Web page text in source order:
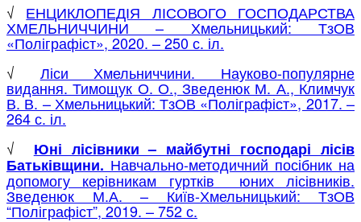
√ ЕНЦИКЛОПЕДІЯ ЛІСОВОГО ГОСПОДАРСТВА
ХМЕЛЬНИЧЧИНИ – Хмельницький: ТзОВ
«Поліграфіст», 2020. – 250 с. іл.
√ Ліси Хмельниччини. Науково-популярне
видання. Тимощук О. О., Зведенюк М. А., Климчук
В. В. – Хмельницький: ТзОВ «Поліграфіст», 2017. –
264 с. іл.
√ Юні лісівники – майбутні господарі лісів
Батьківщини. Навчально-методичний посібник на
допомогу керівникам гуртків юних лісівників.
Зведенюк М.А. – Київ-Хмельницький: ТзОВ
“Поліграфіст”, 2019. – 752 с.